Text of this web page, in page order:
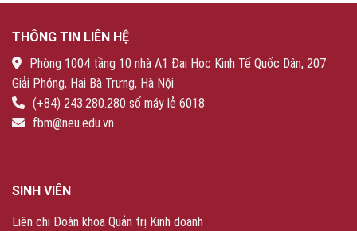
THÔNG TIN LIÊN HỆ
Phòng 1004 tầng 10 nhà A1 Đại Học Kinh Tế Quốc Dân, 207
Giải Phóng, Hai Bà Trưng, Hà Nội
(+84) 243.280.280 số máy lẻ 6018
fbm@neu.edu.vn
SINH VIÊN
Liên chi Đoàn khoa Quản trị Kinh doanh